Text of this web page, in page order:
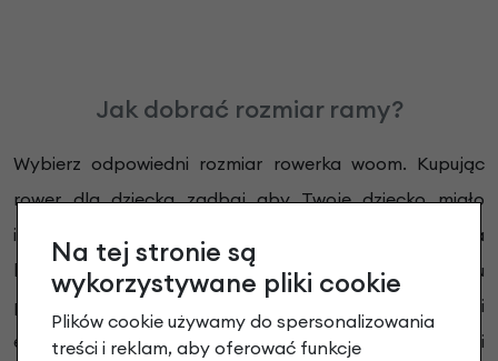
Jak dobrać rozmiar ramy?
Wybierz odpowiedni rozmiar rowerka woom. Kupując
rower dla dziecka zadbaj aby Twoje dziecko miało
idealnie dobraną wysokość ramy, to wpływa na
komfort i bezpieczeństwo. Pozycja dziecka na rowerku
powinna być jednocześnie stabilna i
efektywna.Proponujemy Państwu trzy możliwości
Na tej stronie są
wykorzystywane pliki cookie
Plików cookie używamy do spersonalizowania
treści i reklam, aby oferować funkcje